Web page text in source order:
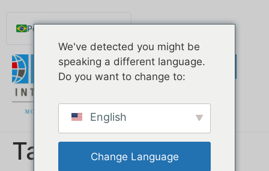
Português do Brasil
Español de México
Русский
Deutsch
Norsk nynorsk
Tag:HOA
We've detected you might be
speaking a different language.
Do you want to change to:
English
Change Language